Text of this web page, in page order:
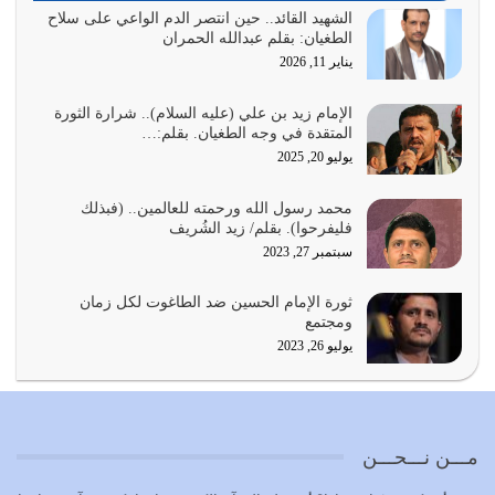
واجتهاداتنا لأننا سنختلف ونتفرق
يوليو 24, 2026
أمة عاجزة عن النهوض…
يوليو 23, 2026
بحبل الله جميعاً وليس كل…
يوليو 22, 2026
يشاء ويذل من يشاء
يوليو 21, 2026
{إِنَّ الدِّينَ عِنْدَ اللَّهِ الْإسْلامُ} الدين الذي شرعه الله للناس في
الشهيد القائد.. حين انتصر الدم الواعي على سلاح
الطغيان: بقلم عبدالله الحمران
يناير 11, 2026
الإمام زيد بن علي (عليه السلام).. شرارة الثورة
المتقدة في وجه الطغيان. بقلم:…
يوليو 20, 2025
محمد رسول الله ورحمته للعالمين.. (فبذلك
فليفرحوا). بقلم/ زيد الشُريف
سبتمبر 27, 2023
ثورة الإمام الحسين ضد الطاغوت لكل زمان
ومجتمع
يوليو 26, 2023
مـــن نـــحـــن